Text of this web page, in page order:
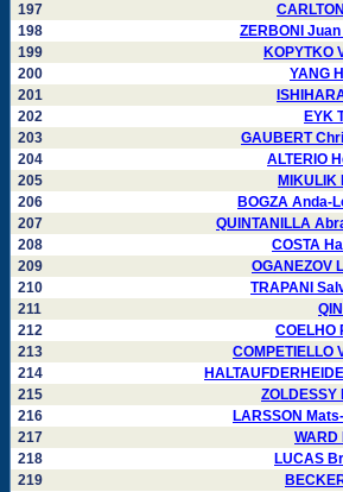
197
198
ZERBONI
199
KOPYTKO
200
YANG
201
202
EYK
203
GAUBERT
204
ALTERIO
205
MIKULIK
206
BOGZA Anda-
207
QUINTANILLA
208
COSTA
209
OGANEZOV
210
TRAPANI
211
212
COELHO
213
COMPETIELLO
214
215
216
LARSSON
217
WARD
218
LUCAS
219